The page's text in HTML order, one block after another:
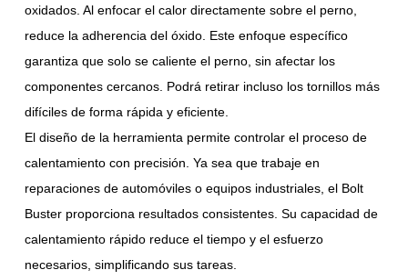
oxidados. Al enfocar el calor directamente sobre el perno,
reduce la adherencia del óxido. Este enfoque específico
garantiza que solo se caliente el perno, sin afectar los
componentes cercanos. Podrá retirar incluso los tornillos más
difíciles de forma rápida y eficiente.
El diseño de la herramienta permite controlar el proceso de
calentamiento con precisión. Ya sea que trabaje en
reparaciones de automóviles o equipos industriales, el Bolt
Buster proporciona resultados consistentes. Su capacidad de
calentamiento rápido reduce el tiempo y el esfuerzo
necesarios, simplificando sus tareas.